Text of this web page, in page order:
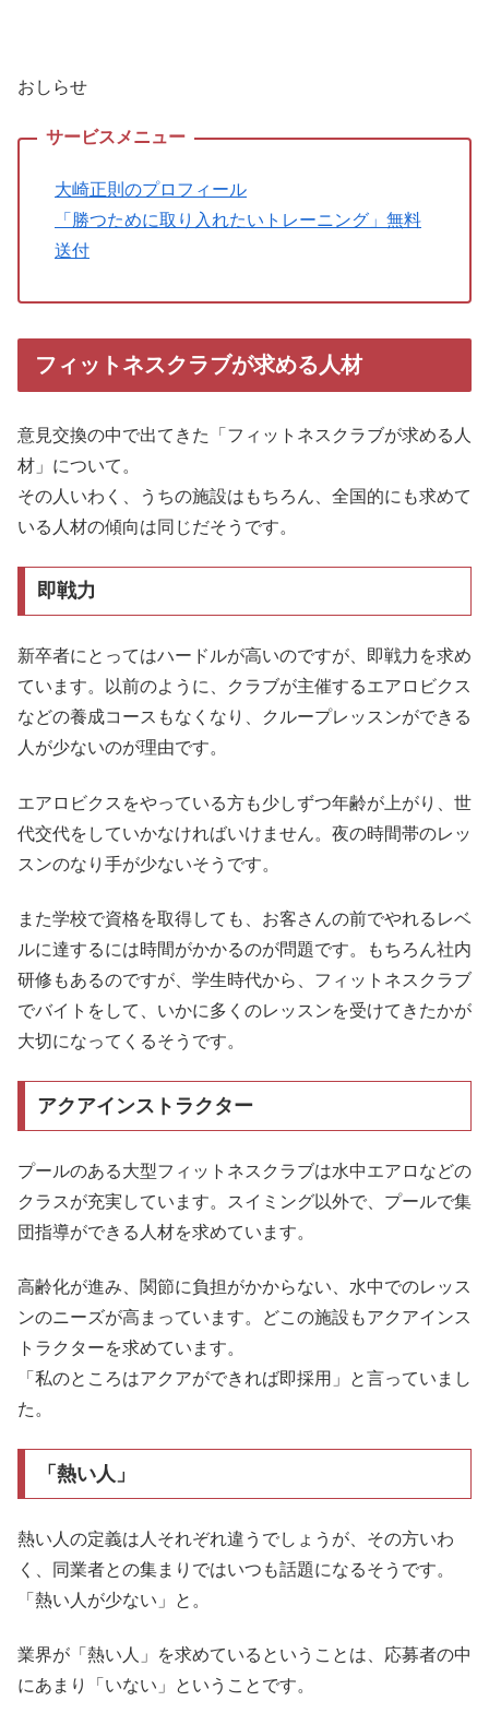
おしらせ
大崎正則のプロフィール
「勝つために取り入れたいトレーニング」無料
送付
フィットネスクラブが求める人材
意見交換の中で出てきた「フィットネスクラブが求める人
材」について。
その人いわく、うちの施設はもちろん、全国的にも求めて
いる人材の傾向は同じだそうです。
即戦力
新卒者にとってはハードルが高いのですが、即戦力を求め
ています。以前のように、クラブが主催するエアロビクス
などの養成コースもなくなり、クループレッスンができる
人が少ないのが理由です。
エアロビクスをやっている方も少しずつ年齢が上がり、世
代交代をしていかなければいけません。夜の時間帯のレッ
スンのなり手が少ないそうです。
また学校で資格を取得しても、お客さんの前でやれるレベ
ルに達するには時間がかかるのが問題です。もちろん社内
研修もあるのですが、学生時代から、フィットネスクラブ
でバイトをして、いかに多くのレッスンを受けてきたかが
大切になってくるそうです。
アクアインストラクター
プールのある大型フィットネスクラブは水中エアロなどの
クラスが充実しています。スイミング以外で、プールで集
団指導ができる人材を求めています。
高齢化が進み、関節に負担がかからない、水中でのレッス
ンのニーズが高まっています。どこの施設もアクアインス
トラクターを求めています。
「私のところはアクアができれば即採用」と言っていまし
た。
「熱い人」
熱い人の定義は人それぞれ違うでしょうが、その方いわ
く、同業者との集まりではいつも話題になるそうです。
「熱い人が少ない」と。
業界が「熱い人」を求めているということは、応募者の中
にあまり「いない」ということです。